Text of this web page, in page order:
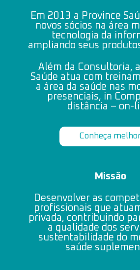
Em 2013 a Province
novos sócios na área
tecnologia da
ampliando seus
Além da Consultoria,
Saúde atua com
a área da saúde nas
presenciais, in
distância – on-
Conheça
Missão
Desenvolver as
profissionais que
privada, contribuindo
a qualidade dos
sustentabilidade do
saúde